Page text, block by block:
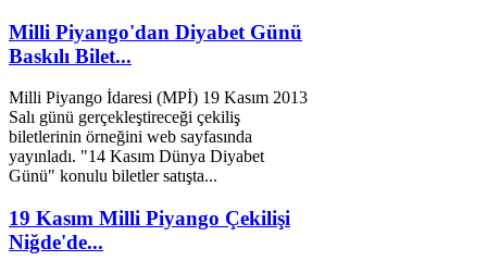
Milli Piyango'dan Diyabet Günü
Baskılı Bilet...
Milli Piyango İdaresi (MPİ) 19 Kasım 2013
Salı günü gerçekleştireceği çekiliş
biletlerinin örneğini web sayfasında
yayınladı. "14 Kasım Dünya Diyabet
Günü" konulu biletler satışta...
19 Kasım Milli Piyango Çekilişi
Niğde'de...